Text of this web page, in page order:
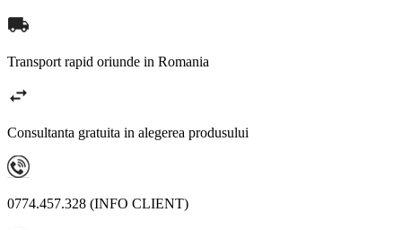
Transport rapid oriunde in Romania
Consultanta gratuita in alegerea produsului
0774.457.328 (INFO CLIENT)